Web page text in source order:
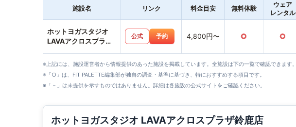
施設名 リンク 料金目安 無料体験
ウェア
レンタル
ホットヨガスタジオ
LAVAアクロスプラザ
公式 予約 4,800円〜 ○ ○
※上記には、施設運営者から情報提供のあった施設を掲載しています。全施設は下の一覧で確認できます。
※「○」は、FIT PALETTE編集部が独自の調査・基準に基づき、特におすすめする項目です。
※「－」は未提供を示すものではありません。詳細は各施設の公式サイトをご確認ください。
ホットヨガスタジオ LAVAアクロスプラザ鈴鹿店